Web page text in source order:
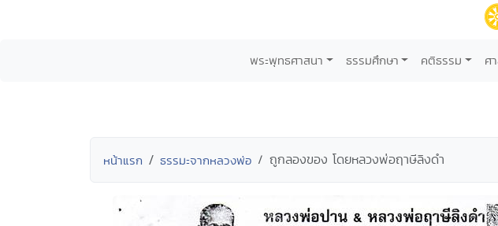
พระพุทธศาสนา ธรรมศึกษา คติธรรม ศ
หน้าแรก ธรรมะจากหลวงพ่อ ถูกลองของ โดยหลวงพ่อฤาษีลิงดำ